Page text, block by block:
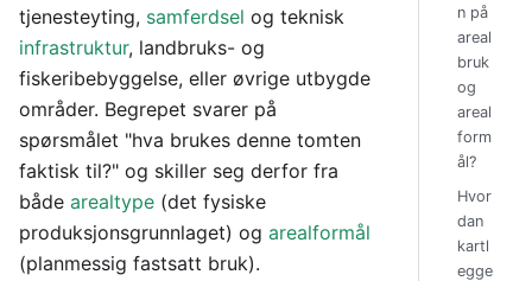
tjenesteyting, samferdsel og teknisk
infrastruktur, landbruks- og
fiskeribebyggelse, eller øvrige utbygde
områder. Begrepet svarer på
spørsmålet "hva brukes denne tomten
faktisk til?" og skiller seg derfor fra
både arealtype (det fysiske
produksjonsgrunnlaget) og arealformål
(planmessig fastsatt bruk).
n på
areal
bruk
og
areal
form
ål?
Hvor
dan
kartl
egge